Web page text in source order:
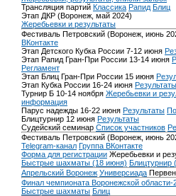
Трансляция партий Классика Рапид Блиц
Этап ДКР (Воронеж, май 2024)
Жеребьевки и результаты
Фестиваль Петровский (Воронеж, июнь
ВКонтакте
Этап Детского Кубка России 7-12 июня
Этап Рапид Гран-При России 13-14 июня
Регламент
Этап Блиц Гран-При России 15 июня
Этап Кубка России 16-24 июня Результаты
Турнир Б 10-14 ноября Жеребьевки и
информация
Парус надежды 16-22 июня Результаты
Блицтурнир 12 июня Результаты
Судейский семинар Список участников
Фестиваль Петровский (Воронеж, июнь
Telegram-канал Группа ВКонтакте
Форма для регистрации Жеребьевки и
Быстрые шахматы (18 июня) Блицтурнир
Апрельский Воронеж Универсиада
Финал чемпионата Воронежской области-
Быстрые шахматы Блиц